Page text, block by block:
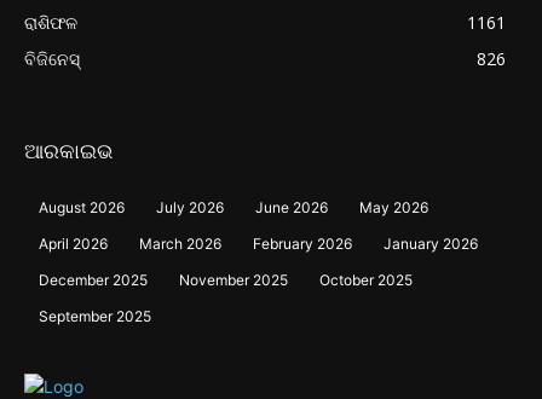
ରାଶିଫଳ
1161
ବିଜିନେସ୍
826
ଆରକାଇଭ
August 2026 July 2026 June 2026
May 2026
April 2026
March 2026 February 2026
January 2026
December 2025
November 2025
October 2025
September 2025